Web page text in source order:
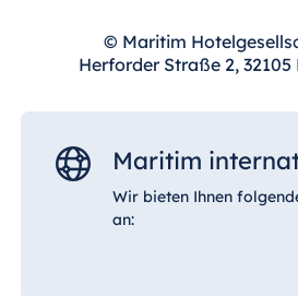
© Maritim
Herforder Straße 2,
Maritim
Wir bieten Ihnen
an: